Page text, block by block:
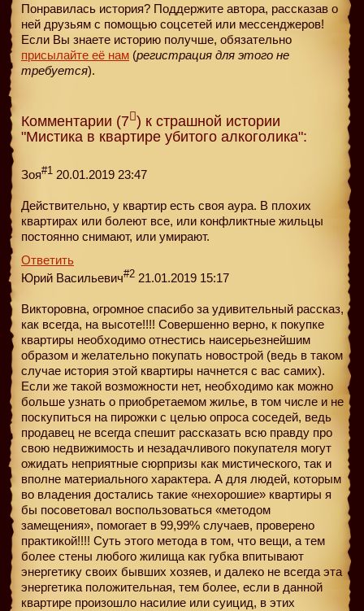
Понравилась история? Поддержите автора, рассказав о
ней друзьям с помощью соцсетей или мессенджеров!
Если Вы знаете историю получше, обязательно
присылайте её нам (регистрация для этого не
требуется).
Комментарии (7 ) к страшной истории
"Мистика в квартире убитого алкоголика":
Зоя#1 20.01.2019 23:47
Действительно, у квартир есть своя аура. В плохих
квартирах или болеют все, или конфликтные жильцы
постоянно снимают, или умирают.
Ответить
Юрий Васильевич#2 21.01.2019 15:17
Викторовна, огромное спасибо за удивительный рассказ,
как всегда, на высоте!!!! Совершенно верно, к покупке
квартиры необходимо отнестись наисерьезнейшим
образом и желательно покупать новострой (ведь в таком
случае история этой квартиры начнется с вас самих).
Если же такой возможности нет, необходимо как можно
больше узнать о приобретаемом жилье, в том числе и не
поскупиться на пирожки с целью опроса соседей, ведь
продавец не всегда спешит рассказать всю правду про
свою недвижимость и незадачливого покупателя могут
ожидать неприятные сюрпризы как мистического, так и
вполне материального характера. А для людей, которым
во владения достались такие «нехорошие» квартиры я
бы посоветовал воспользоваться «методом
замещения», помогает в 99,99% случаев, проверено
практикой!!!! Суть этого метода в том, что вещи, а тем
более стены любого жилища как губка впитывают
энергетику своих бывших хозяев, и далеко не всегда эта
энергетика положительная, тем более, если в данной
квартире произошло насилие или суицид, в этих